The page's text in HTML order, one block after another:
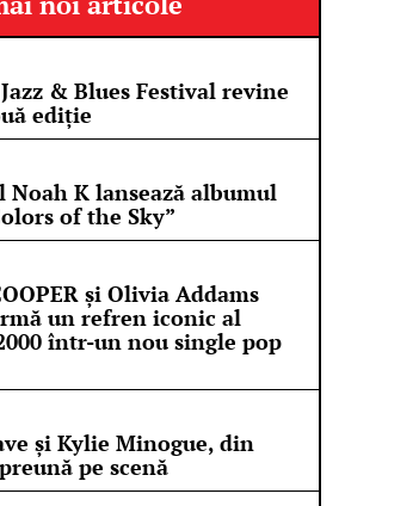
& Blues Festival revine
ediție
Noah K lansează albumul
of the Sky”
și Olivia Addams
un refren iconic al
într-un nou single pop
și Kylie Minogue, din
pe scenă